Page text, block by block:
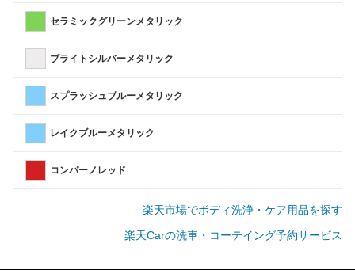
セラミックグリーンメタリック
ブライトシルバーメタリック
スプラッシュブルーメタリック
レイクブルーメタリック
コンパーノレッド
楽天市場でボディ洗浄・ケア用品を探す
楽天Carの洗車・コーテイング予約サービス